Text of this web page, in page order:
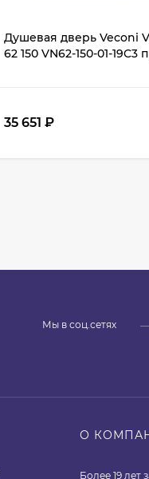
Душевая дверь Veconi
62 150 VN62-150-01-19C3
35 651 ₽
Мы в соц.сетях
О
Более 19 лет